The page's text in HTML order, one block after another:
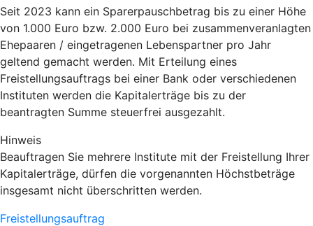
Seit 2023 kann ein Sparerpauschbetrag bis zu einer Höhe
von 1.000 Euro bzw. 2.000 Euro bei zusammenveranlagten
Ehepaaren / eingetragenen Lebenspartner pro Jahr
geltend gemacht werden. Mit Erteilung eines
Freistellungsauftrags bei einer Bank oder verschiedenen
Instituten werden die Kapitalerträge bis zu der
beantragten Summe steuerfrei ausgezahlt.
Hinweis
Beauftragen Sie mehrere Institute mit der Freistellung Ihrer
Kapitalerträge, dürfen die vorgenannten Höchstbeträge
insgesamt nicht überschritten werden.
Freistellungsauftrag